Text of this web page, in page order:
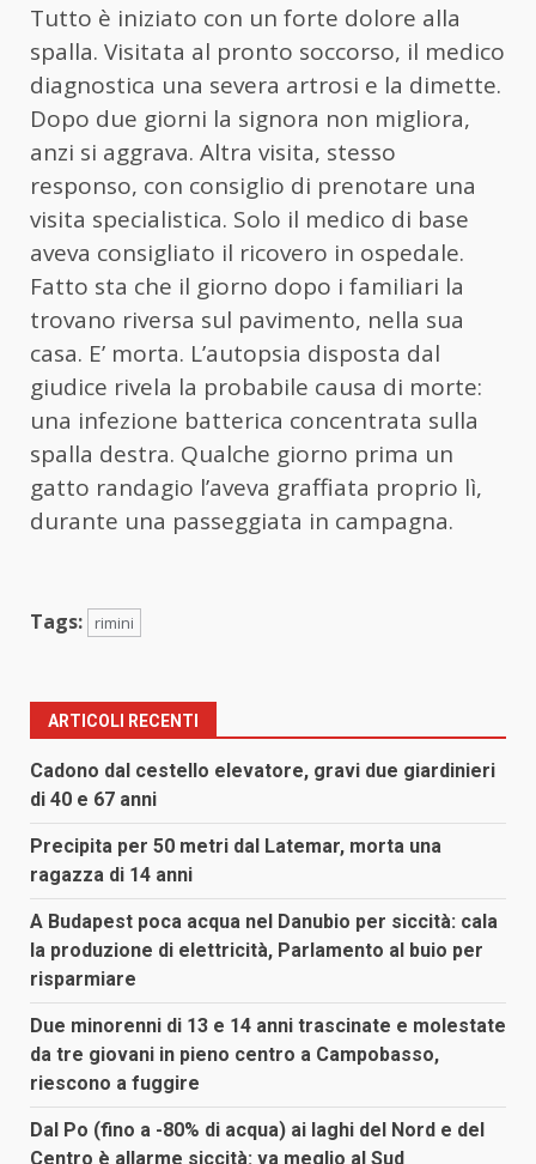
Tutto è iniziato con un forte dolore alla
spalla. Visitata al pronto soccorso, il medico
diagnostica una severa artrosi e la dimette.
Dopo due giorni la signora non migliora,
anzi si aggrava. Altra visita, stesso
responso, con consiglio di prenotare una
visita specialistica. Solo il medico di base
aveva consigliato il ricovero in ospedale.
Fatto sta che il giorno dopo i familiari la
trovano riversa sul pavimento, nella sua
casa. E’ morta. L’autopsia disposta dal
giudice rivela la probabile causa di morte:
una infezione batterica concentrata sulla
spalla destra. Qualche giorno prima un
gatto randagio l’aveva graffiata proprio lì,
durante una passeggiata in campagna.
Tags: rimini
ARTICOLI RECENTI
Cadono dal cestello elevatore, gravi due giardinieri
di 40 e 67 anni
Precipita per 50 metri dal Latemar, morta una
ragazza di 14 anni
A Budapest poca acqua nel Danubio per siccità: cala
la produzione di elettricità, Parlamento al buio per
risparmiare
Due minorenni di 13 e 14 anni trascinate e molestate
da tre giovani in pieno centro a Campobasso,
riescono a fuggire
Dal Po (fino a -80% di acqua) ai laghi del Nord e del
Centro è allarme siccità: va meglio al Sud